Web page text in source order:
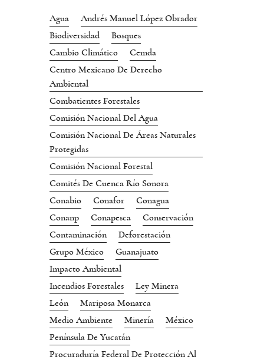
Agua
Andrés Manuel López Obrador
Biodiversidad
Bosques
Cambio Climático
Cemda
Centro Mexicano De Derecho
Ambiental
Combatientes Forestales
Comisión Nacional Del Agua
Comisión Nacional De Áreas Naturales
Protegidas
Comisión Nacional Forestal
Comités De Cuenca Río Sonora
Conabio
Conafor
Conagua
Conanp
Conapesca
Conservación
Contaminación
Deforestación
Grupo México
Guanajuato
Impacto Ambiental
Incendios Forestales
Ley Minera
León
Mariposa Monarca
Medio Ambiente
Minería
México
Península De Yucatán
Procuraduría Federal De Protección Al